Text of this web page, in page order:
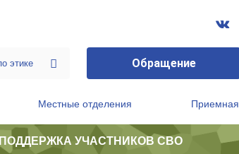
Обращение
Местные отделения Приемная
ПОДДЕРЖКА УЧАСТНИКОВ СВО